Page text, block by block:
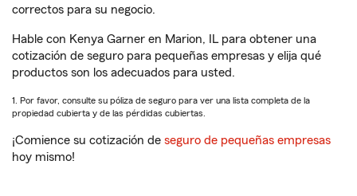
correctos para su negocio.
Hable con Kenya Garner en Marion, IL para obtener una
cotización de seguro para pequeñas empresas y elija qué
productos son los adecuados para usted.
1. Por favor, consulte su póliza de seguro para ver una lista completa de la
propiedad cubierta y de las pérdidas cubiertas.
¡Comience su cotización de seguro de pequeñas empresas
hoy mismo!